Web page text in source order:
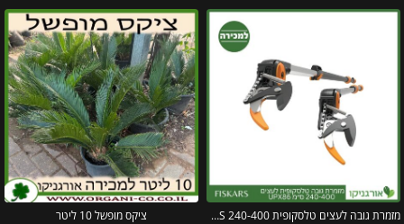
מזמרת גובה לעצים טלסקופית 240-400 UPX86 FISKARS ציקס מופשל 10 ליטר